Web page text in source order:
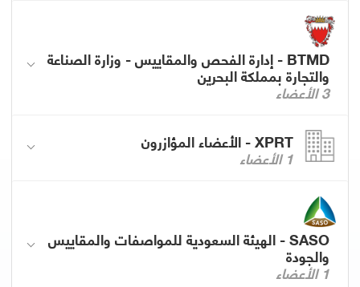
BTMD - إدارة الفحص والمقاييس - وزارة الصناعة
والتجارة بمملكة البحرين
3 الأعضاء
XPRT - الأعضاء المؤازرون
1 الأعضاء
SASO - الهيئة السعودية للمواصفات والمقاييس
والجودة
1 الأعضاء